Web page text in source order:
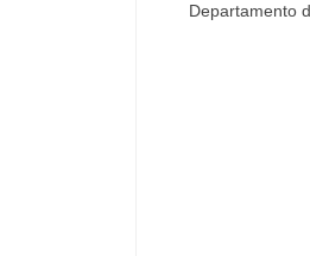
Departamento